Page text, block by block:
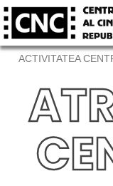
ACTIVITATEA